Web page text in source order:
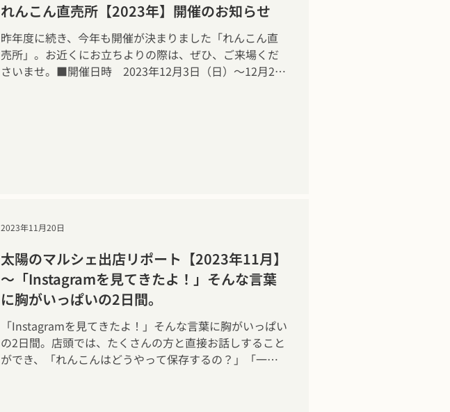
れんこん直売所【2023年】開催のお知らせ
昨年度に続き、今年も開催が決まりました「れんこん直
売所」。お近くにお立ちよりの際は、ぜひ、ご来場くだ
さいませ。■開催日時 2023年12月3日（日）～12月22
太陽のマルシェ出店リポート【2023年11月】
～「Instagramを見てきたよ！」そんな言葉
に胸がいっぱいの2日間。
「Instagramを見てきたよ！」そんな言葉に胸がいっぱい
の2日間。店頭では、たくさんの方と直接お話しすること
ができ、「れんこんはどうやって保存するの？」「一番
2023年11月20日